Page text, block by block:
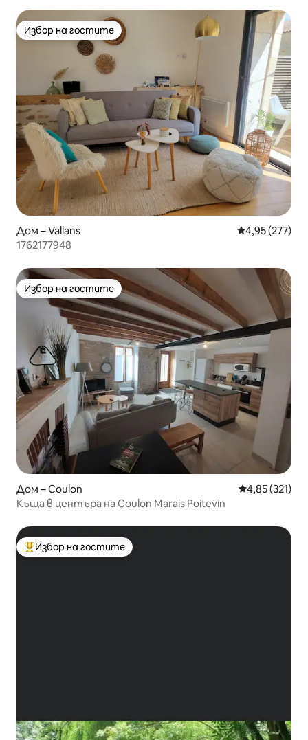
Избор на гостите
Избор на гостите
Дом – Vallans Средна
4,95 (277)
1762177948
Избор на гостите
Избор на гостите
Дом – Coulon Средна
4,85 (321)
Къща в центъра на Coulon Marais Poitevin
Най-популярен избор на гостите
Избор на гостите